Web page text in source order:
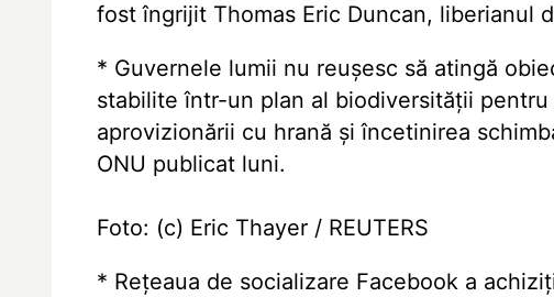
fost îngrijit Thomas Eric Duncan, liberianul
* Guvernele lumii nu reușesc să atingă
stabilite într-un plan al biodiversității
aprovizionării cu hrană și încetinirea
ONU publicat luni.
Foto: (c) Eric Thayer / REUTERS
* Rețeaua de socializare Facebook a